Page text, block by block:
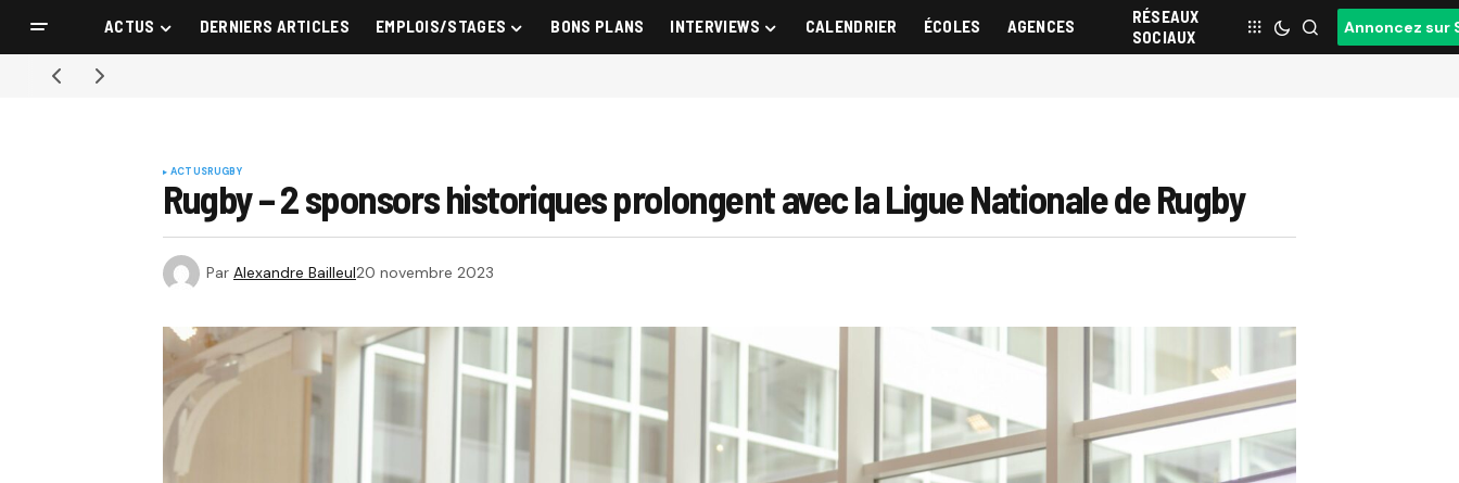
ACTUS DERNIERS ARTICLES EMPLOIS/STAGES BONS PLANS INTERVIEWS CALENDRIER ÉCOLES AGENCES
RÉSEAUX
SOCIAUX
Annoncez sur
ACTUSRUGBY
Rugby – 2 sponsors historiques prolongent avec la Ligue Nationale de Rugby
Par Alexandre Bailleul20 novembre 2023